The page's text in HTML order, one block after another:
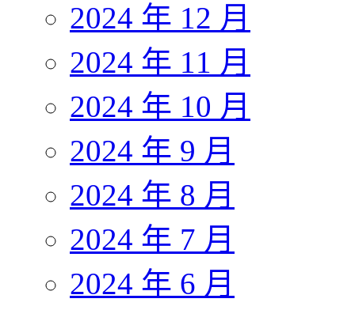
2024 年 12 月
2024 年 11 月
2024 年 10 月
2024 年 9 月
2024 年 8 月
2024 年 7 月
2024 年 6 月